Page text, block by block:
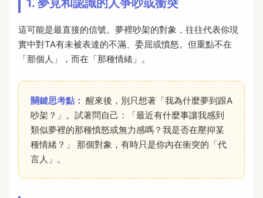
1. 夢見和認識的人爭吵或衝突
這可能是最直接的信號。夢裡吵架的對象，往往代表你現
實中對TA有未被表達的不滿、委屈或憤怒。但重點不在
「那個人」，而在「那種情緒」。
關鍵思考點： 醒來後，別只想著「我為什麼夢到跟A
吵架？」。試著問自己：「最近有什麼事讓我感到
類似夢裡的那種憤怒或無力感嗎？我是否在壓抑某
種情緒？」 那個對象，有時只是你內在衝突的「代
言人」。